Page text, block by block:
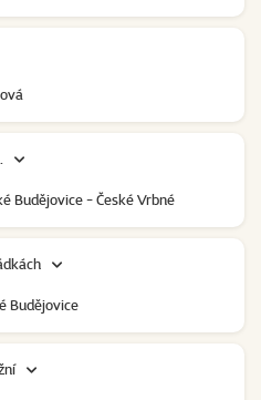
Budějovice - České Vrbné
Budějovice